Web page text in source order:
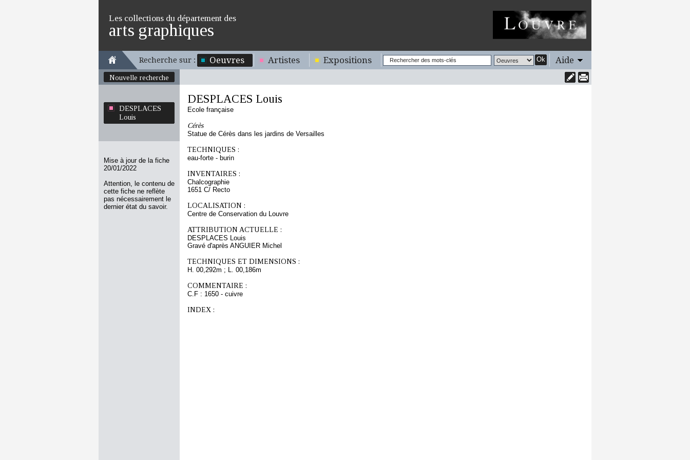
Les collections du département des
arts graphiques
Recherche sur : Oeuvres Artistes Expositions Ok Aide
Nouvelle recherche
DESPLACES
Louis
Mise à jour de la fiche
20/01/2022
Attention, le contenu de
cette fiche ne reflète
pas nécessairement le
dernier état du savoir.
DESPLACES Louis
Ecole française
Cérès
Statue de Cérès dans les jardins de Versailles
TECHNIQUES :
eau-forte - burin
INVENTAIRES :
Chalcographie
1651 C/ Recto
LOCALISATION :
Centre de Conservation du Louvre
ATTRIBUTION ACTUELLE :
DESPLACES Louis
Gravé d'après ANGUIER Michel
TECHNIQUES ET DIMENSIONS :
H. 00,292m ; L. 00,186m
COMMENTAIRE :
C.F : 1650 - cuivre
INDEX :